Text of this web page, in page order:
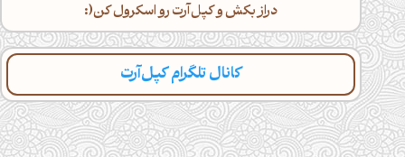
کپل‌آرت رو در مرورگرت بوکمارک کن!
کانال تلگرام کپل‌آرت